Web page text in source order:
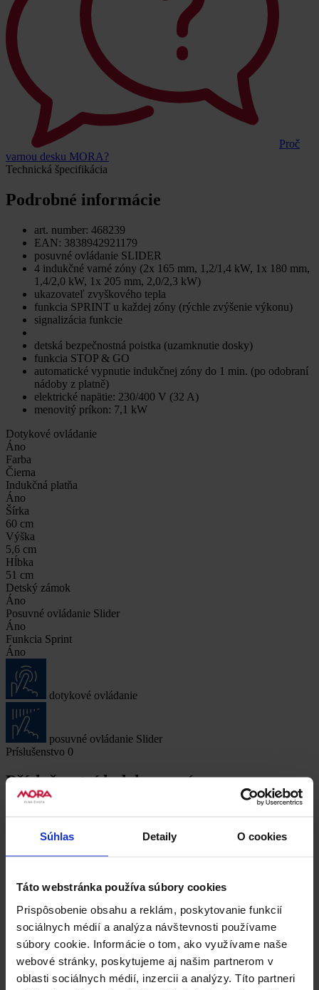
Súhlas Detaily O cookies
Táto webstránka používa súbory cookies
Prispôsobenie obsahu a reklám, poskytovanie funkcií
sociálnych médií a analýza návštevnosti používame
súbory cookie. Informácie o tom, ako využívame naše
webové stránky, poskytujeme aj našim partnerom v
oblasti sociálnych médií, inzercii a analýzy. Títo partneri
Proč
varnou desku MORA?
Technická špecifikácia
Podrobné informácie
art. number: 468239
EAN: 3838942921179
posuvné ovládanie SLIDER
4 indukčné varné zóny (2x 165 mm, 1,2/1,4 kW, 1x 180 mm,
1,4/2,0 kW, 1x 205 mm, 2,0/2,3 kW)
ukazovateľ zvyškového tepla
funkcia SPRINT u každej zóny (rýchle zvýšenie výkonu)
signalizácia funkcie
detská bezpečnostná poistka (uzamknutie dosky)
funkcia STOP & GO
automatické vypnutie indukčnej zóny do 1 min. (po odobraní
nádoby z platně)
elektrické napätie: 230/400 V (32 A)
menovitý príkon: 7,1 kW
Dotykové ovládanie
Áno
Farba
Čierna
Indukčná platňa
Áno
Šírka
60 cm
Výška
5,6 cm
Hĺbka
51 cm
Detský zámok
Áno
Posuvné ovládanie Slider
Áno
Funkcia Sprint
Áno
dotykové ovládanie
posuvné ovládanie Slider
Príslušenstvo 0
Příslušenství k dokoupení
Súbory na stiahnutie
Produktový list
Inštrukcie pre používanie...
PDF, 0 KB
Recenzie 0